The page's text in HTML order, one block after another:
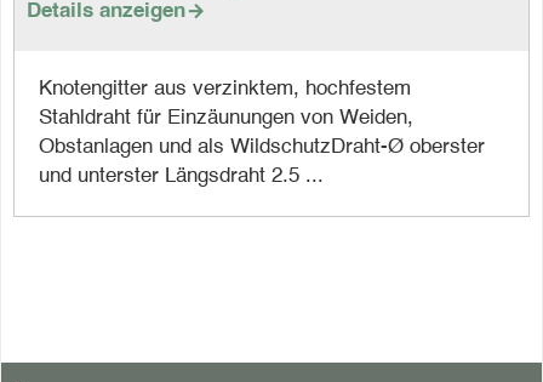
Details anzeigen
Knotengitter aus verzinktem, hochfestem
Stahldraht für Einzäunungen von Weiden,
Obstanlagen und als WildschutzDraht-Ø oberster
und unterster Längsdraht 2.5 ...